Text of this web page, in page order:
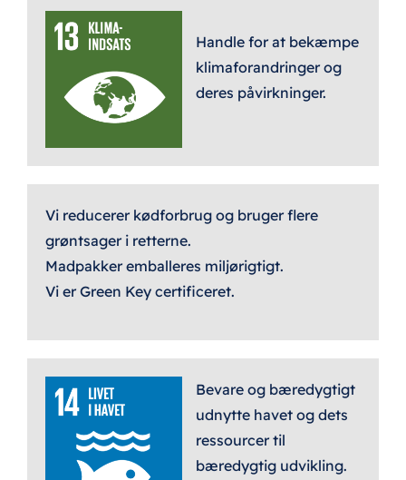
Handle for at bekæmpe
klimaforandringer og
deres påvirkninger.
Vi reducerer kødforbrug og bruger flere
grøntsager i retterne.
Madpakker emballeres miljørigtigt.
Vi er Green Key certificeret.
Bevare og bæredygtigt
udnytte havet og dets
ressourcer til
bæredygtig udvikling.